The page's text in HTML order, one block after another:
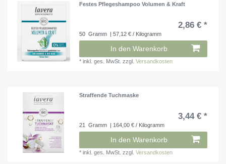
Festes Pflegeshampoo Volumen & Kraft
2,86 € *
50 Gramm | 57,12 € / Kilogramm
In den Warenkorb
*inkl. ges. MwSt. zzgl.Versandkosten
Straffende Tuchmaske
3,44 € *
21 Gramm | 164,00 € / Kilogramm
In den Warenkorb
*inkl. ges. MwSt. zzgl.Versandkosten